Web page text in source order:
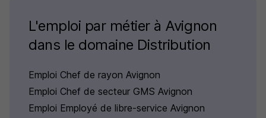
L'emploi par métier à Avignon
dans le domaine Distribution
Emploi Chef de rayon Avignon
Emploi Chef de secteur GMS Avignon
Emploi Employé de libre-service Avignon